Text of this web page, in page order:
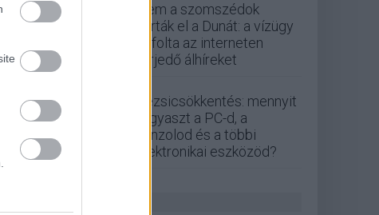
Nem a szomszédok
zárták el a Dunát: a vízügy
cáfolta az interneten
terjedő álhíreket
Rezsicsökkentés: mennyit
fogyaszt a PC-d, a
konzolod és a többi
elektronikai eszközöd?